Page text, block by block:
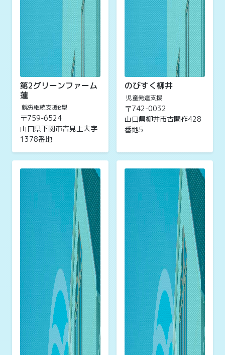
第2グリーンファーム
蓮
就労継続支援B型
〒759-6524
山口県下関市吉見上大字
1378番地
のびすく柳井
児童発達支援
〒742-0032
山口県柳井市古開作428
番地5